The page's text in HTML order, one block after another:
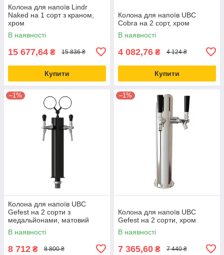
Колона для напоїв Lindr
Naked на 1 сорт з краном,
хром
В наявності
15 677,64 ₴ 15 836 ₴
Купити
Колона для напоїв UBC
Cobra на 2 сорт, хром
В наявності
4 082,76 ₴ 4 124 ₴
Купити
–1%
Колона для напоїв UBC
Gefest на 2 сорти з
медальйонами, матовий
чорний
В наявності
8 712 ₴ 8 800 ₴
–1%
Колона для напоїв UBC
Gefest на 2 сорти, хром
В наявності
7 365,60 ₴ 7 440 ₴